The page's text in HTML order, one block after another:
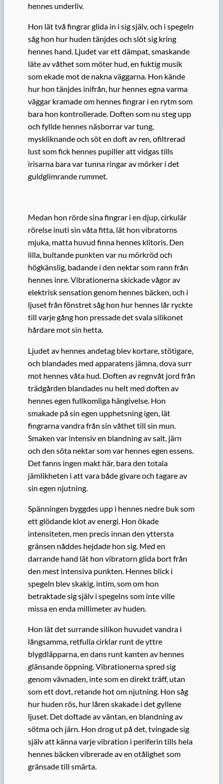
hennes underliv.
Hon lät två fingrar glida in i sig själv, och i spegeln
såg hon hur huden tänjdes och slöt sig kring
hennes hand. Ljudet var ett dämpat, smaskande
läte av våthet som möter hud, en fuktig musik
som ekade mot de nakna väggarna. Hon kände
hur hon tänjdes inifrån, hur hennes egna varma
väggar kramade om hennes fingrar i en rytm som
bara hon kontrollerade. Doften som nu steg upp
och fyllde hennes näsborrar var tung,
myskliknande och söt en doft av ren, ofiltrerad
lust som fick hennes pupiller att vidgas tills
irisarna bara var tunna ringar av mörker i det
guldglimrande rummet.
Medan hon rörde sina fingrar i en djup, cirkulär
rörelse inuti sin våta fitta, lät hon vibratorns
mjuka, matta huvud finna hennes klitoris. Den
lilla, bultande punkten var nu mörkröd och
högkänslig, badande i den nektar som rann från
hennes inre. Vibrationerna skickade vågor av
elektrisk sensation genom hennes bäcken, och i
ljuset från fönstret såg hon hur hennes lår ryckte
till varje gång hon pressade det svala silikonet
hårdare mot sin hetta.
Ljudet av hennes andetag blev kortare, stötigare,
och blandades med apparatens jämna, dova surr
mot hennes våta hud. Doften av regnvåt jord från
trädgården blandades nu helt med doften av
hennes egen fullkomliga hängivelse. Hon
smakade på sin egen upphetsning igen, lät
fingrarna vandra från sin våthet till sin mun.
Smaken var intensiv en blandning av salt, järn
och den söta nektar som var hennes egen essens.
Det fanns ingen makt här, bara den totala
jämlikheten i att vara både givare och tagare av
sin egen njutning.
Spänningen byggdes upp i hennes nedre buk som
ett glödande klot av energi. Hon ökade
intensiteten, men precis innan den yttersta
gränsen nåddes hejdade hon sig. Med en
darrande hand lät hon vibratorn glida bort från
den mest intensiva punkten. Hennes blick i
spegeln blev skakig, intim, som om hon
betraktade sig själv i spegelns som inte ville
missa en enda millimeter av huden.
Hon lät det surrande silikon huvudet vandra i
långsamma, retfulla cirklar runt de yttre
blygdläpparna, en dans runt kanten av hennes
glänsande öppning. Vibrationerna spred sig
genom vävnaden, inte som en direkt träff, utan
som ett dovt, retande hot om njutning. Hon såg
hur huden rös, hur låren skakade i det gyllene
ljuset. Det doftade av väntan, en blandning av
sötma och järn. Hon drog ut på det, tvingade sig
själv att känna varje vibration i periferin tills hela
hennes bäcken vibrerade av en otålighet som
gränsade till smärta.